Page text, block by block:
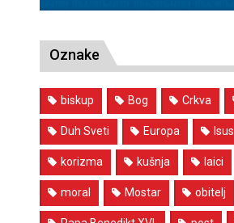
Oznake
biskup Bog Crkva
Duh Sveti Europa Isus
korizma kušnja laici
moral Mostar obitelj